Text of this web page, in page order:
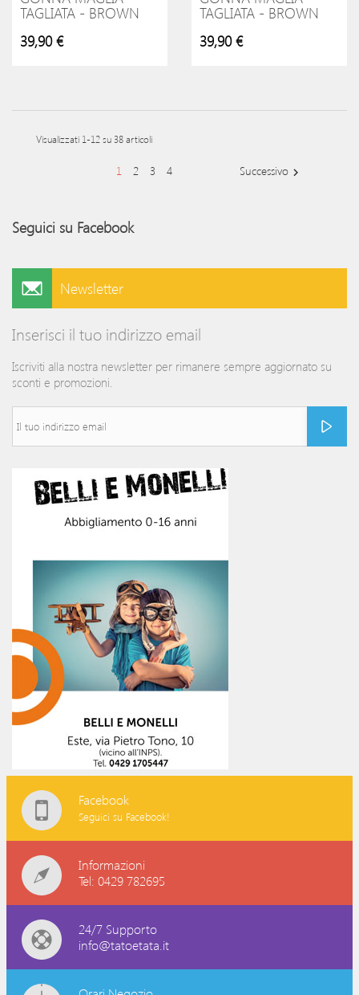
TAGLIATA - BROWN
39,90 €
TAGLIATA - BROWN
39,90 €
Visualizzati 1-12 su 38 articoli
1 2 3 4 Successivo 
Seguici su Facebook
Newsletter
Inserisci il tuo indirizzo email
Iscriviti alla nostra newsletter per rimanere sempre aggiornato su
sconti e promozioni.
Facebook
Seguici su Facebook!
Informazioni
Tel: 0429 782695
24/7 Supporto
info@tatoetata.it